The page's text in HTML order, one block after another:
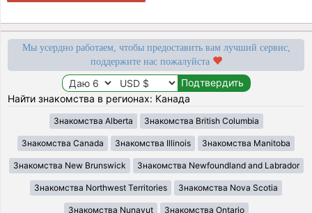
Мы усердно работаем, чтобы предоставить вам лучший сервис,
поддержите нас пожалуйста
Найти знакомства в регионах: Канада
Знакомства Alberta Знакомства British Columbia
Знакомства Canada Знакомства Illinois Знакомства Manitoba
Знакомства New Brunswick Знакомства Newfoundland and Labrador
Знакомства Northwest Territories Знакомства Nova Scotia
Знакомства Nunavut Знакомства Ontario